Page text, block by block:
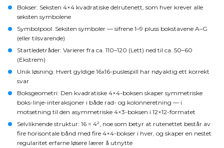
Bokser: Seksten 4×4 kvadratiske delrutenett, som hver krever alle
seksten symbolene
Symbolpool: Seksten symboler — sifrene 1–9 pluss bokstavene A–G
(eller tilsvarende)
Startledetråder: Varierer fra ca. 110–120 (Lett) ned til ca. 50–60
(Ekstrem)
Unik løsning: Hvert gyldige 16x16-puslespill har nøyaktig ett korrekt
svar
Boksgeometri: Den kvadratiske 4×4-boksen skaper symmetriske
boks-linje-interaksjoner i både rad- og kolonneretning — i
motsetning til den asymmetriske 4×3-boksen i 12×12-formatet
Selvliknende struktur: 16 = 4², noe som betyr at rutenettet består av
fire horisontale bånd med fire 4×4-bokser i hver, og skaper en nestet
regularitet erfarne løsere lærer å utnytte